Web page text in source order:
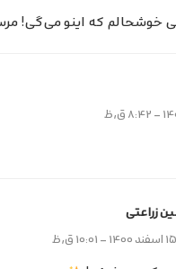
خوشحالم که اینو می‌گی!
زراعتی
۱۵ اسفند ۱۴۰۰ - ۱۰:۰۱ ق٫ظ